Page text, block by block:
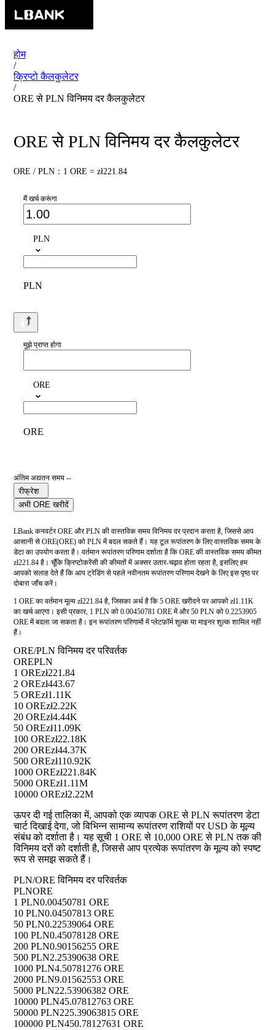
होम
/
क्रिप्टो कैलकुलेटर
/
ORE से PLN विनिमय दर कैलकुलेटर
ORE से PLN विनिमय दर कैलकुलेटर
ORE / PLN：1 ORE = zł221.84
मैं खर्च करूंगा
PLN
PLN
मुझे प्राप्त होगा
ORE
ORE
अंतिम अद्यतन समय --
रीफ्रेश
अभी ORE खरीदें
LBank कनवर्टर ORE और PLN की वास्तविक समय विनिमय दर प्रदान करता है, जिससे आप
आसानी से ORE(ORE) को PLN में बदल सकते हैं। यह टूल रूपांतरण के लिए वास्तविक समय के
डेटा का उपयोग करता है। वर्तमान रूपांतरण परिणाम दर्शाता है कि ORE की वास्तविक समय कीमत
zł221.84 है। चूँकि क्रिप्टोकरेंसी की कीमतों में अक्सर उतार-चढ़ाव होता रहता है, इसलिए हम
आपको सलाह देते हैं कि आप ट्रेडिंग से पहले नवीनतम रूपांतरण परिणाम देखने के लिए इस पृष्ठ पर
दोबारा जाँच करें।
1 ORE का वर्तमान मूल्य zł221.84 है, जिसका अर्थ है कि 5 ORE खरीदने पर आपको zł1.11K
का खर्च आएगा। इसी प्रकार, 1 PLN को 0.00450781 ORE में और 50 PLN को 0.2253905
ORE में बदला जा सकता है। इन रूपांतरण परिणामों में प्लेटफ़ॉर्म शुल्क या माइनर शुल्क शामिल नहीं
हैं।
ORE/PLN विनिमय दर परिवर्तक
OREPLN
1 OREzł221.84
2 OREzł443.67
5 OREzł1.11K
10 OREzł2.22K
20 OREzł4.44K
50 OREzł11.09K
100 OREzł22.18K
200 OREzł44.37K
500 OREzł110.92K
1000 OREzł221.84K
5000 OREzł1.11M
10000 OREzł2.22M
ऊपर दी गई तालिका में, आपको एक व्यापक ORE से PLN रूपांतरण डेटा
चार्ट दिखाई देगा, जो विभिन्न सामान्य रूपांतरण राशियों पर USD के मूल्य
संबंध को दर्शाता है। यह सूची 1 ORE से 10,000 ORE से PLN तक की
विनिमय दरों को दर्शाती है, जिससे आप प्रत्येक रूपांतरण के मूल्य को स्पष्ट
रूप से समझ सकते हैं।
PLN/ORE विनिमय दर परिवर्तक
PLNORE
1 PLN0.00450781 ORE
10 PLN0.04507813 ORE
50 PLN0.22539064 ORE
100 PLN0.45078128 ORE
200 PLN0.90156255 ORE
500 PLN2.25390638 ORE
1000 PLN4.50781276 ORE
2000 PLN9.01562553 ORE
5000 PLN22.53906382 ORE
10000 PLN45.07812763 ORE
50000 PLN225.39063815 ORE
100000 PLN450.78127631 ORE